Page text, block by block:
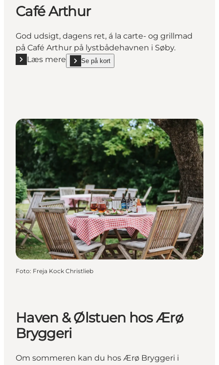
Café Arthur
God udsigt, dagens ret, á la carte- og grillmad
på Café Arthur på lystbådehavnen i Søby.
Læs mere
Læs mere "Café Arthur"
Se på kort
show Café Arthur on_map
Foto: Freja Kock Christlieb
Haven & Ølstuen hos Ærø
Bryggeri
Om sommeren kan du hos Ærø Bryggeri i